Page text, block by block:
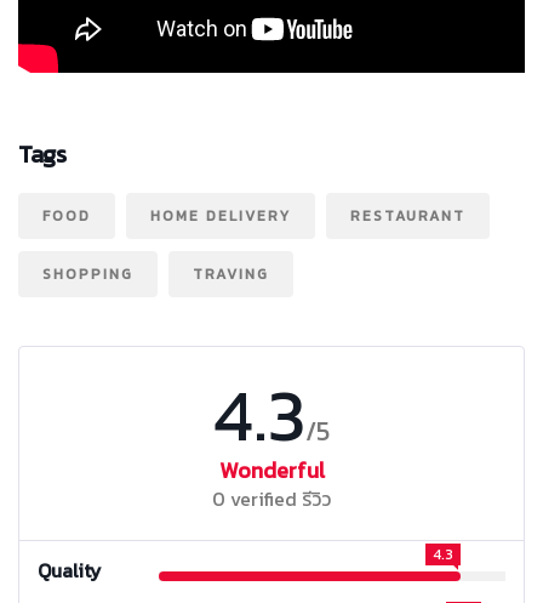
Tags
FOOD HOME DELIVERY RESTAURANT
SHOPPING TRAVING
4.3/5
Wonderful
0 verified รีวิว
Quality
4.3